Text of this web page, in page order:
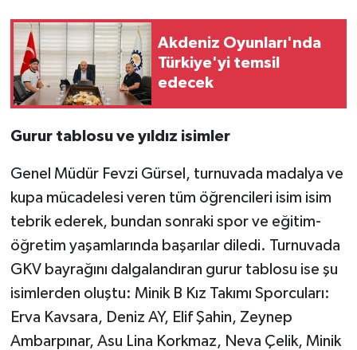
Akdeniz Oyunları'nda
Türkiye'yi temsil
edecek
Gurur tablosu ve yıldız isimler
Genel Müdür Fevzi Gürsel, turnuvada madalya ve
kupa mücadelesi veren tüm öğrencileri isim isim
tebrik ederek, bundan sonraki spor ve eğitim-
öğretim yaşamlarında başarılar diledi. Turnuvada
GKV bayrağını dalgalandıran gurur tablosu ise şu
isimlerden oluştu: Minik B Kız Takımı Sporcuları:
Erva Kavsara, Deniz AY, Elif Şahin, Zeynep
Ambarpınar, Asu Lina Korkmaz, Neva Çelik, Minik